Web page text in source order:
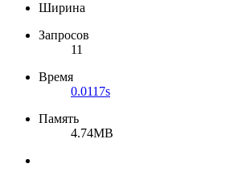
Ширина
Запросов
11
Время
0.0117s
Память
4.74MB